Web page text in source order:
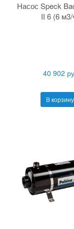
Насос Speck
II 6 (6 м3/
40 902
В корзину